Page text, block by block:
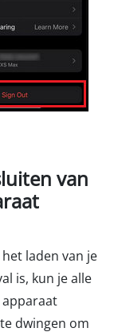
van
laden van je
is, kun je alle
dwingen om